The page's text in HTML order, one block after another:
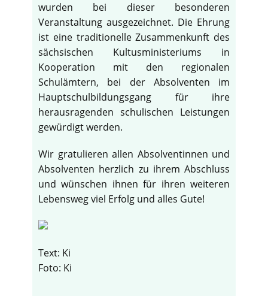
wurden bei dieser besonderen
Veranstaltung ausgezeichnet. Die Ehrung
ist eine traditionelle Zusammenkunft des
sächsischen Kultusministeriums in
Kooperation mit den regionalen
Schulämtern, bei der Absolventen im
Hauptschulbildungsgang für ihre
herausragenden schulischen Leistungen
gewürdigt werden.
Wir gratulieren allen Absolventinnen und
Absolventen herzlich zu ihrem Abschluss
und wünschen ihnen für ihren weiteren
Lebensweg viel Erfolg und alles Gute!
Text: Ki
Foto: Ki